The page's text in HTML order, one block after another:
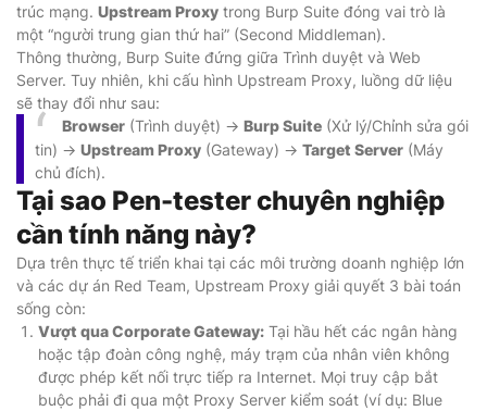
trúc mạng. Upstream Proxy trong Burp Suite đóng vai trò là
một “người trung gian thứ hai” (Second Middleman).
Thông thường, Burp Suite đứng giữa Trình duyệt và Web
Server. Tuy nhiên, khi cấu hình Upstream Proxy, luồng dữ liệu
sẽ thay đổi như sau:
Browser (Trình duyệt) -> Burp Suite (Xử lý/Chỉnh sửa gói
tin) -> Upstream Proxy (Gateway) -> Target Server (Máy
chủ đích).
Tại sao Pen-tester chuyên nghiệp
cần tính năng này?
Dựa trên thực tế triển khai tại các môi trường doanh nghiệp lớn
và các dự án Red Team, Upstream Proxy giải quyết 3 bài toán
sống còn:
Vượt qua Corporate Gateway: Tại hầu hết các ngân hàng
hoặc tập đoàn công nghệ, máy trạm của nhân viên không
được phép kết nối trực tiếp ra Internet. Mọi truy cập bắt
buộc phải đi qua một Proxy Server kiểm soát (ví dụ: Blue